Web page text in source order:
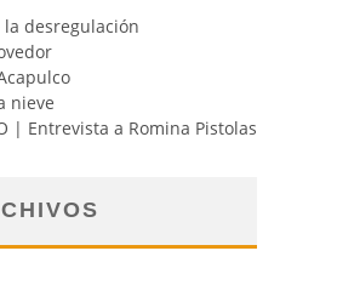
desregulación
nieve
| Entrevista a Romina Pistolas